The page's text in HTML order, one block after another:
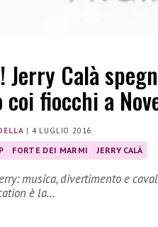
Jerry Calà
coi fiocchi a
| 4 LUGLIO 2016
FORTE DEI MARMI JERRY CALÀ
musica, divertimento e
è la…